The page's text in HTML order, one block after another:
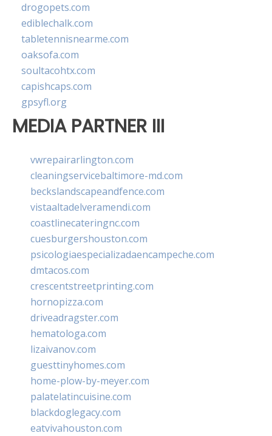
drogopets.com
ediblechalk.com
tabletennisnearme.com
oaksofa.com
soultacohtx.com
capishcaps.com
gpsyfl.org
MEDIA PARTNER III
vwrepairarlington.com
cleaningservicebaltimore-md.com
beckslandscapeandfence.com
vistaaltadelveramendi.com
coastlinecateringnc.com
cuesburgershouston.com
psicologiaespecializadaencampeche.com
dmtacos.com
crescentstreetprinting.com
hornopizza.com
driveadragster.com
hematologa.com
lizaivanov.com
guesttinyhomes.com
home-plow-by-meyer.com
palatelatincuisine.com
blackdoglegacy.com
eatvivahouston.com